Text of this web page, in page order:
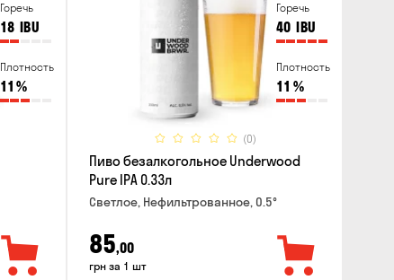
Горечь
18 IBU
Плотность
11 %
Горечь
40 IBU
Плотность
11 %
(0)
Пиво безалкогольное Underwood
Pure IPA 0.33л
Светлое, Нефильтрованное, 0.5°
85,00
грн за 1 шт